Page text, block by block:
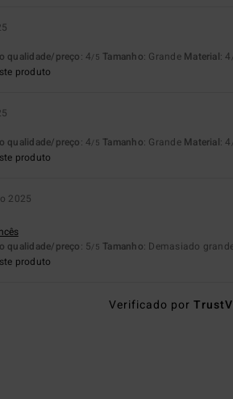
qualidade/preço: 4/5 Tamanho: Grande Material: 4
produto
qualidade/preço: 4/5 Tamanho: Grande Material: 4
produto
2025
qualidade/preço: 5/5 Tamanho: Demasiado
produto
Verificado por